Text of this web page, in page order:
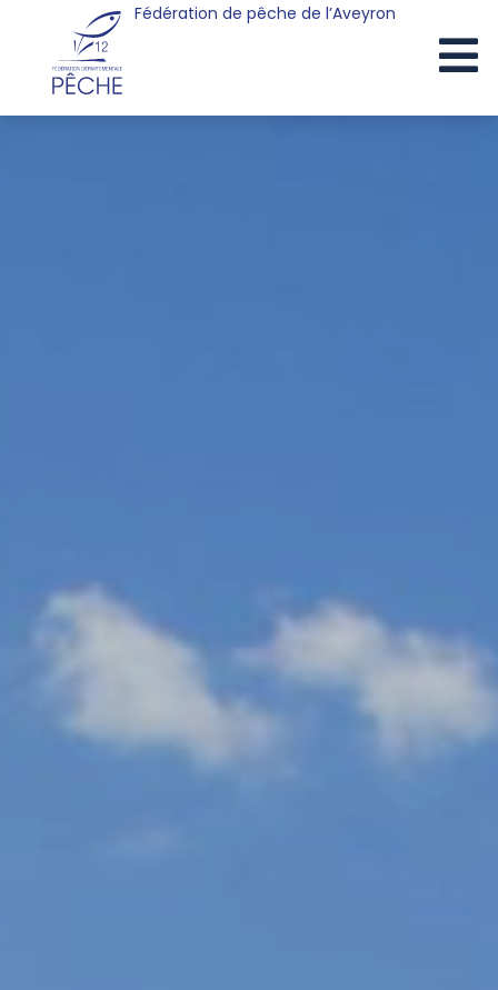
Fédération de pêche de l’Aveyron
Cookies management panel